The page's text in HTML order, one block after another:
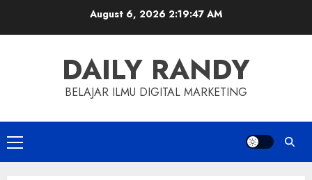
August 6, 2026 2:19:48 AM
DAILY RANDY
BELAJAR ILMU DIGITAL MARKETING
Primary
Menu